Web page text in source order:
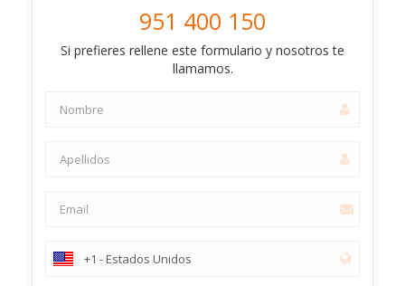
951 400 150
Si prefieres rellene este formulario y nosotros te
llamamos.